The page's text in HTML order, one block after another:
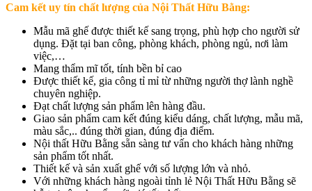
Cam kết uy tín chất lượng của Nội Thất Hữu Bằng:
Mẫu mã ghế được thiết kế sang trọng, phù hợp cho người sử
dụng. Đặt tại ban công, phòng khách, phòng ngủ, nơi làm
việc,…
Mang thẩm mĩ tốt, tính bền bỉ cao
Được thiết kế, gia công tỉ mỉ từ những người thợ lành nghề
chuyên nghiệp.
Đạt chất lượng sản phẩm lên hàng đầu.
Giao sản phẩm cam kết đúng kiểu dáng, chất lượng, mẫu mã,
màu sắc,.. đúng thời gian, đúng địa điểm.
Nội thất Hữu Bằng sẵn sàng tư vấn cho khách hàng những
sản phẩm tốt nhất.
Thiết kế và sản xuất ghế với số lượng lớn và nhỏ.
Với những khách hàng ngoài tỉnh lẻ Nội Thất Hữu Bằng sẽ